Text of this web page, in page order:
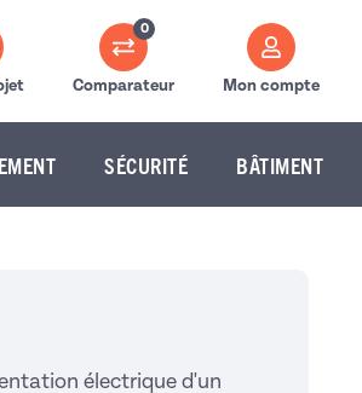
0
Comparateur Mon compte
SÉCURITÉ BÂTIMENT
électrique d'un